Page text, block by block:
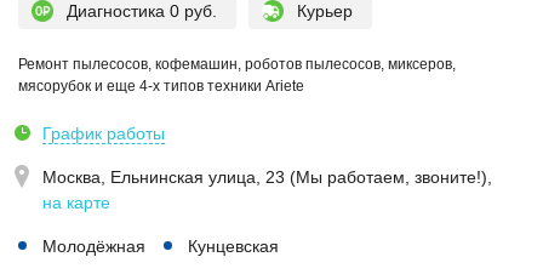
Диагностика 0 руб. Курьер
Ремонт пылесосов, кофемашин, роботов пылесосов, миксеров,
мясорубок и еще 4-х типов техники Ariete
График работы
Москва, Ельнинская улица, 23 (Мы работаем, звоните!)
на карте
Молодёжная Кунцевская